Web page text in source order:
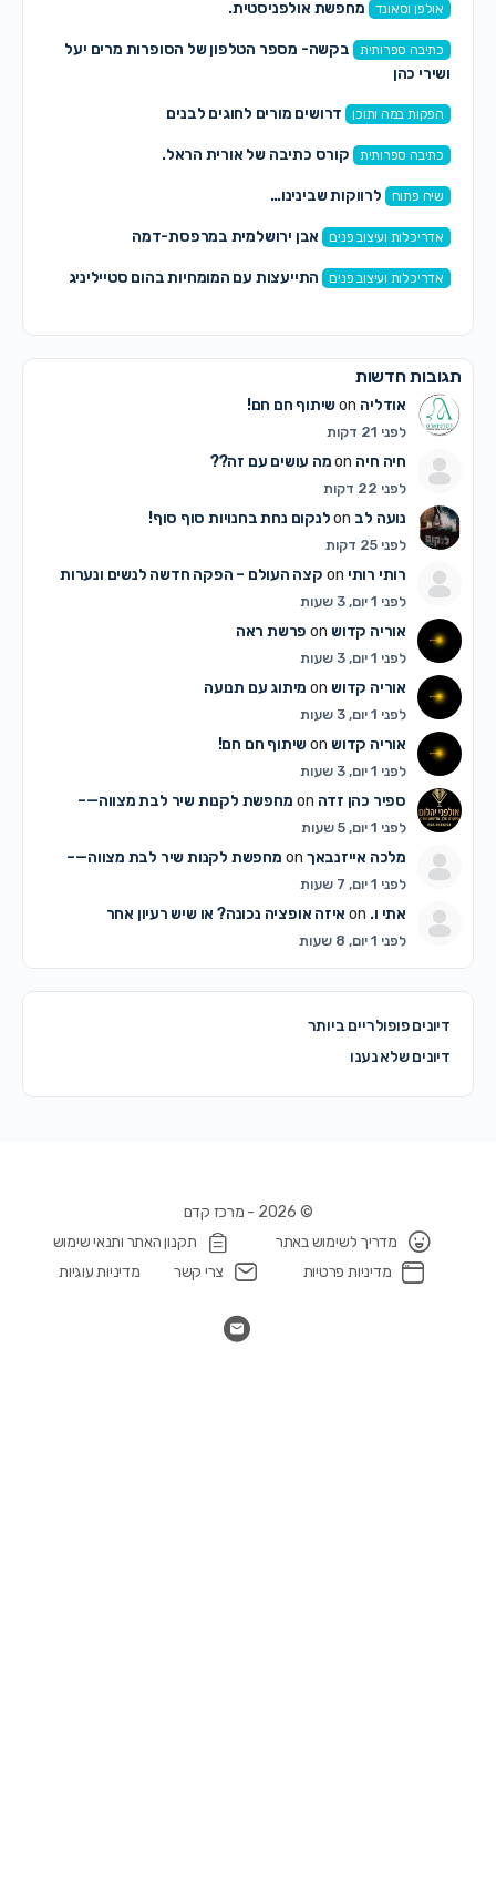
אולפן וסאונד מחפשת אולפניסטית.
כתיבה ספרותית
בקשה- מספר הטלפון של הסופרות מרים יעל
כהן
הפקות במה ותוכן דרושים מורים לחוגים לבנים
כתיבה ספרותית קורס כתיבה של אורית הראל.
שיח פתוח לרווקות שבינינו…
אדריכלות ועיצוב פנים אבן ירושלמית במרפסת-דמה
אדריכלות ועיצוב פנים התייעצות עם המומחיות בהום סטייליניג
חדשות
אודליה on שיתוף חם חם!
לפני 21 דקות
חיה חיהon מה עושים עם זה??
לפני 22 דקות
נועה לבon לנקום נחת בחנויות סוף סוף!
לפני 25 דקות
רותי רותיon קצה העולם – הפקה חדשה לנשים ונערות
לפני 1 יום, 3 שעות
אוריה קדושon פרשת ראה
לפני 1 יום, 3 שעות
אוריה קדושon מיתוג עם תנועה
לפני 1 יום, 3 שעות
אוריה קדושon שיתוף חם חם!
לפני 1 יום, 3 שעות
ספיר כהן זדהon מחפשת לקנות שיר לבת מצווה—–
לפני 1 יום, 5 שעות
מלכה אייזנבאךon מחפשת לקנות שיר לבת מצווה—–
לפני 1 יום, 7 שעות
אתי ו. איזה אופציה נכונה? או שיש רעיון אחר
לפני 1 יום, 8 שעות
פופולריים ביותר
שלא נענו
מדריך לשימוש באתר
תקנון האתר ותנאי שימוש
מדיניות פרטיות
צרי קשר מדיניות עוגיות